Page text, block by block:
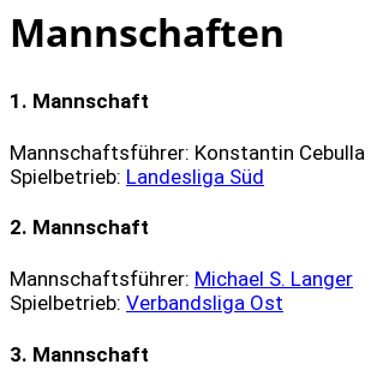
Mannschaften
1. Mannschaft
Mannschaftsführer: Konstantin Cebulla
Spielbetrieb: Landesliga Süd
2. Mannschaft
Mannschaftsführer: Michael S. Langer
Spielbetrieb: Verbandsliga Ost
3. Mannschaft